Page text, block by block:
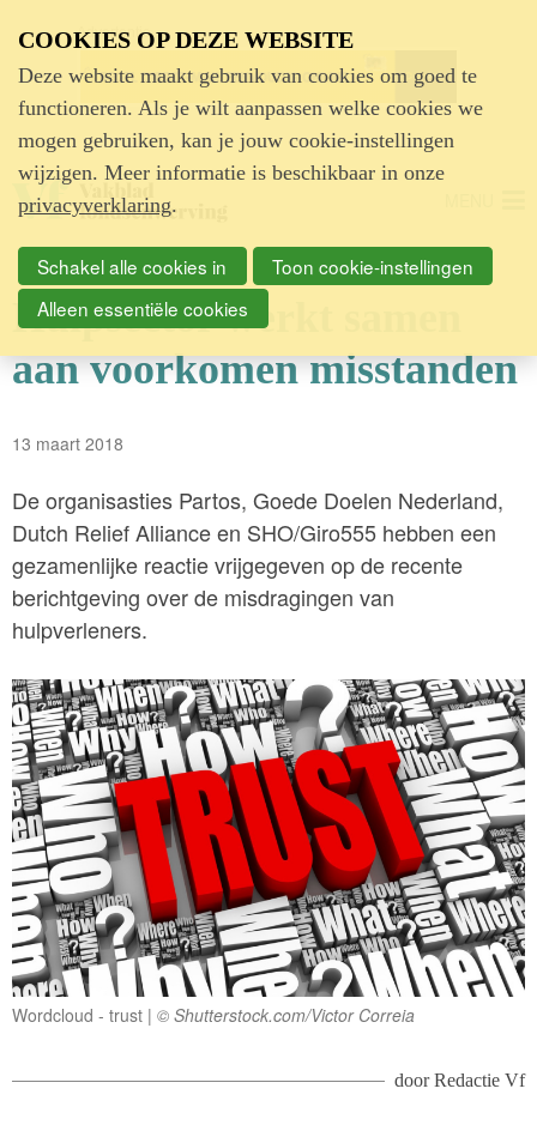
Advertentie
Hulpsector werkt samen
aan voorkomen misstanden
13 maart 2018
De organisasties Partos, Goede Doelen Nederland,
Dutch Relief Alliance en SHO/Giro555 hebben een
gezamenlijke reactie vrijgegeven op de recente
berichtgeving over de misdragingen van
hulpverleners.
Wordcloud - trust © Shutterstock.com/Victor Correia
doorRedactie Vf
COOKIES OP DEZE WEBSITE
Deze website maakt gebruik van cookies om goed te
functioneren. Als je wilt aanpassen welke cookies we
mogen gebruiken, kan je jouw cookie-instellingen
wijzigen. Meer informatie is beschikbaar in onze
privacyverklaring.
Schakel alle cookies in
Toon cookie-instellingen
Alleen essentiële cookies